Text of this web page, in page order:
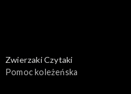
Zwierzaki Czytaki
Pomoc koleżeńska